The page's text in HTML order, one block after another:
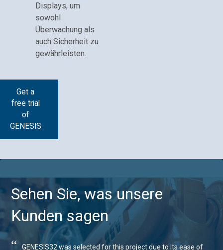
Displays, um
sowohl
Überwachung als
auch Sicherheit zu
gewährleisten.
Get a
free trial
of
GENESIS
Sehen Sie, was unsere
Kunden sagen
“ GENESIS32 was selected for this project due to its ease of